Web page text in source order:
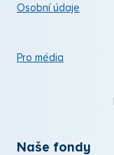
Osobní údaje
Pro média
Naše fondy